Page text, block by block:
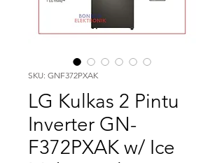
SKU: GNF372PXAK
LG Kulkas 2 Pintu
Inverter GN-
F372PXAK w/ Ice